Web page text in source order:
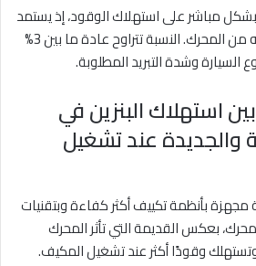
مباشر على استهلاك الوقود، إذ يستمد
الضاغط (الكمبروسر) طاقته من المحرك. النسبة تتراوح عادة ما بين 3%
استهلاك البنزين في
والجديدة عند تشغيل
مجهزة بأنظمة تكييف أكثر كفاءة وبتقنيات
بعكس القديمة التي تأثر المحرك
وقودًا أكثر عند تشغيل المكيف.